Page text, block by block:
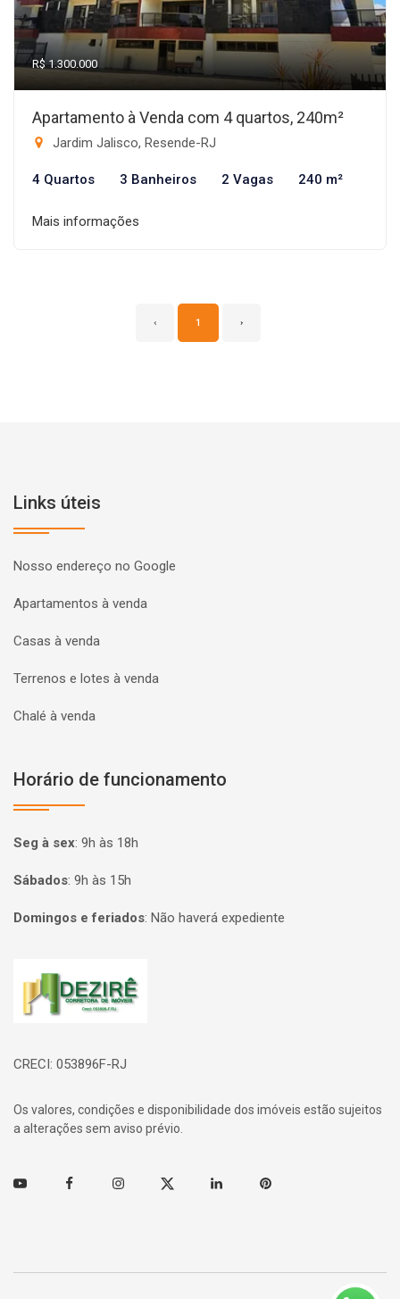
R$ 1.300.000
Apartamento à Venda com 4 quartos, 240m²
Jardim Jalisco, Resende-RJ
4 Quartos 3 Banheiros 2 Vagas 240 m²
Mais informações
‹ 1 ›
Links úteis
Nosso endereço no Google
Apartamentos à venda
Casas à venda
Terrenos e lotes à venda
Chalé à venda
Horário de funcionamento
Seg à sex: 9h às 18h
Sábados: 9h às 15h
Domingos e feriados: Não haverá expediente
Página inicial
CRECI: 053896F-RJ
Os valores, condições e disponibilidade dos imóveis estão sujeitos
a alterações sem aviso prévio.
Youtube FacebookInstagramTwitter Linkedin Pinterest